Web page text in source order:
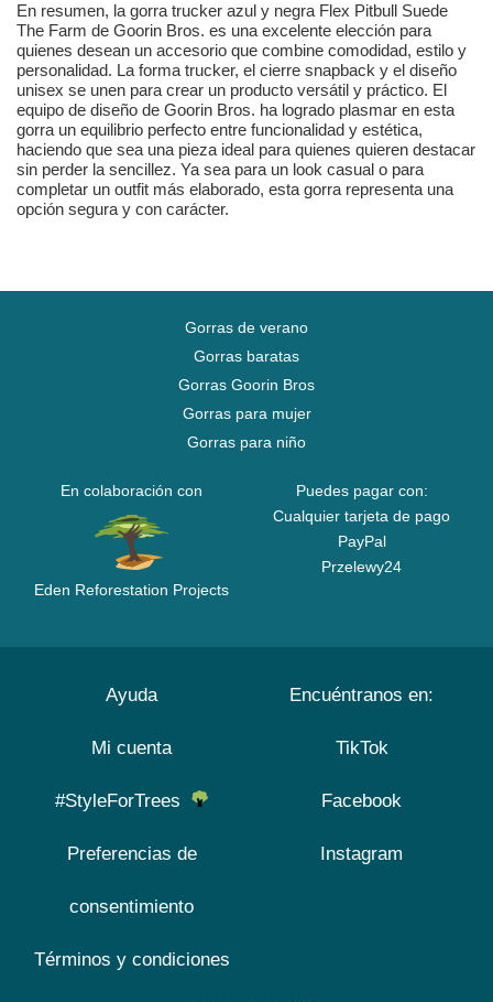
En resumen, la gorra trucker azul y negra Flex Pitbull Suede
The Farm de Goorin Bros. es una excelente elección para
quienes desean un accesorio que combine comodidad, estilo y
personalidad. La forma trucker, el cierre snapback y el diseño
unisex se unen para crear un producto versátil y práctico. El
equipo de diseño de Goorin Bros. ha logrado plasmar en esta
gorra un equilibrio perfecto entre funcionalidad y estética,
haciendo que sea una pieza ideal para quienes quieren destacar
sin perder la sencillez. Ya sea para un look casual o para
completar un outfit más elaborado, esta gorra representa una
opción segura y con carácter.
Gorras de verano
Gorras baratas
Gorras Goorin Bros
Gorras para mujer
Gorras para niño
En colaboración con
Eden Reforestation Projects
Puedes pagar con:
Cualquier tarjeta de pago
PayPal
Przelewy24
Ayuda
Mi cuenta
#StyleForTrees
Preferencias de
consentimiento
Términos y condiciones
Encuéntranos en:
TikTok
Facebook
Instagram